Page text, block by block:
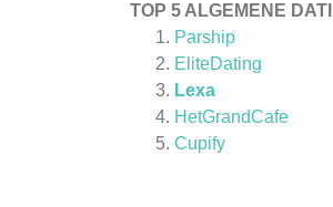
TOP 5 ALGEMENE
Parship
EliteDating
Lexa
HetGrandCafe
Cupify